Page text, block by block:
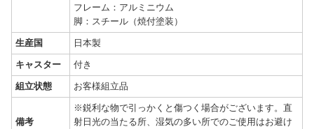
フレーム：アルミニウム
脚：スチール（焼付塗装）
生産国 日本製
キャスター 付き
組立状態 お客様組立品
備考
※鋭利な物で引っかくと傷つく場合がございます。直
射日光の当たる所、湿気の多い所でのご使用はお避け